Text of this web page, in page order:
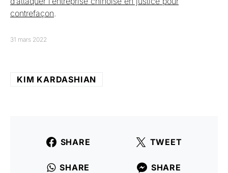
contrefaçon.
31 mars 2022
KIM KARDASHIAN
SHARE TWEET
SHARE SHARE